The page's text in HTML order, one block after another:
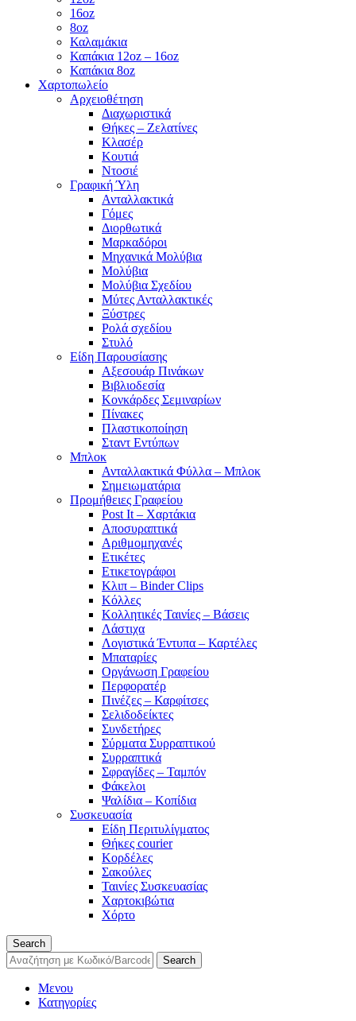
16oz
8oz
Καλαμάκια
Καπάκια 12oz – 16oz
Καπάκια 8oz
Χαρτοπωλείο
Αρχειοθέτηση
Διαχωριστικά
Θήκες – Ζελατίνες
Κλασέρ
Κουτιά
Ντοσιέ
Γραφική Ύλη
Ανταλλακτικά
Γόμες
Διορθωτικά
Μαρκαδόροι
Μηχανικά Μολύβια
Μολύβια
Μολύβια Σχεδίου
Μύτες Ανταλλακτικές
Ξύστρες
Ρολά σχεδίου
Στυλό
Είδη Παρουσίασης
Αξεσουάρ Πινάκων
Βιβλιοδεσία
Κονκάρδες Σεμιναρίων
Πίνακες
Πλαστικοποίηση
Σταντ Εντύπων
Μπλοκ
Ανταλλακτικά Φύλλα – Μπλοκ
Σημειωματάρια
Προμήθειες Γραφείου
Post It – Χαρτάκια
Αποσυραπτικά
Αριθμομηχανές
Ετικέτες
Ετικετογράφοι
Κλιπ – Binder Clips
Κόλλες
Κολλητικές Ταινίες – Βάσεις
Λάστιχα
Λογιστικά Έντυπα – Καρτέλες
Μπαταρίες
Οργάνωση Γραφείου
Περφορατέρ
Πινέζες – Καρφίτσες
Σελιδοδείκτες
Συνδετήρες
Σύρματα Συρραπτικού
Συρραπτικά
Σφραγίδες – Ταμπόν
Φάκελοι
Ψαλίδια – Κοπίδια
Συσκευασία
Είδη Περιτυλίγματος
Θήκες courier
Κορδέλες
Σακούλες
Ταινίες Συσκευασίας
Χαρτοκιβώτια
Χόρτο
Search
Search
Μενου
Κατηγορίες